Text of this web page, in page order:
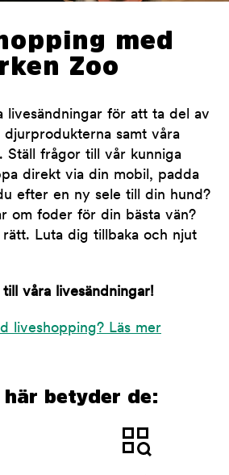
med
Zoo
livesändningar för att ta del av
djurprodukterna samt våra
Ställ frågor till vår kunniga
direkt via din mobil, padda
efter en ny sele till din hund?
om foder för din bästa vän?
rätt. Luta dig tillbaka och njut
våra livesändningar!
liveshopping? Läs mer
här betyder de: